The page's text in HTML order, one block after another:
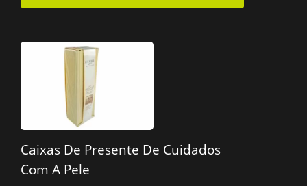
Caixas De Presente De Cuidados
Com A Pele